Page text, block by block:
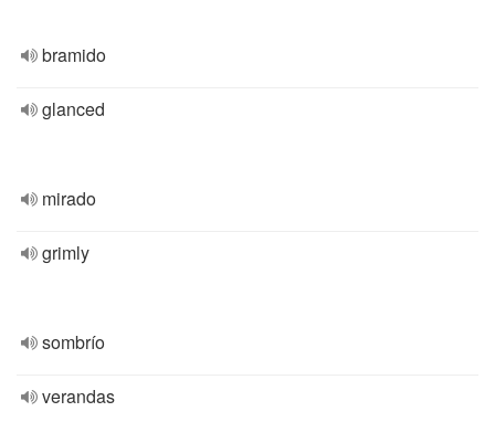
bramido
glanced
mirado
grimly
sombrío
verandas